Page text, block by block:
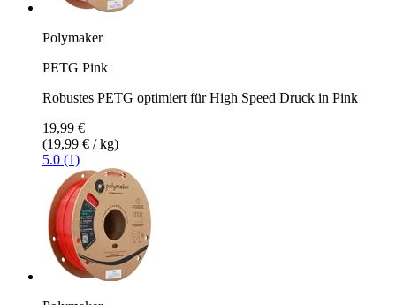
Polymaker
PETG Pink
Robustes PETG optimiert für High Speed Druck in Pink
19,99 €
(19,99 € / kg)
5.0 (1)